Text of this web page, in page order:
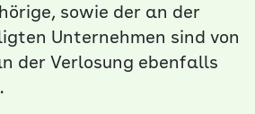
sowie der an der
Unternehmen sind von
der Verlosung ebenfalls